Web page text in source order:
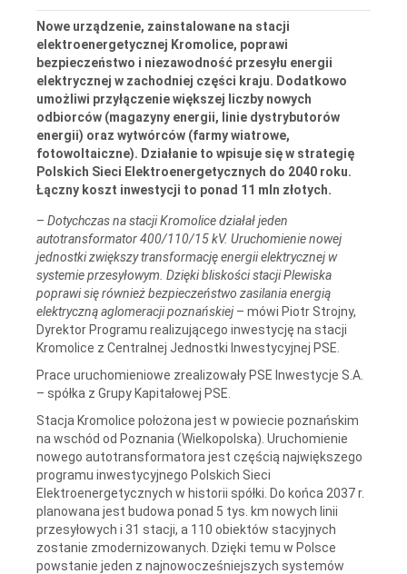
Nowe urządzenie, zainstalowane na stacji
elektroenergetycznej Kromolice, poprawi
bezpieczeństwo i niezawodność przesyłu energii
elektrycznej w zachodniej części kraju. Dodatkowo
umożliwi przyłączenie większej liczby nowych
odbiorców (magazyny energii, linie dystrybutorów
energii) oraz wytwórców (farmy wiatrowe,
fotowoltaiczne). Działanie to wpisuje się w strategię
Polskich Sieci Elektroenergetycznych do 2040 roku.
Łączny koszt inwestycji to ponad 11 mln złotych.
– Dotychczas na stacji Kromolice działał jeden
autotransformator 400/110/15 kV. Uruchomienie nowej
jednostki zwiększy transformację energii elektrycznej w
systemie przesyłowym. Dzięki bliskości stacji Plewiska
poprawi się również bezpieczeństwo zasilania energią
elektryczną aglomeracji poznańskiej – mówi Piotr Strojny,
Dyrektor Programu realizującego inwestycję na stacji
Kromolice z Centralnej Jednostki Inwestycyjnej PSE.
Prace uruchomieniowe zrealizowały PSE Inwestycje S.A.
– spółka z Grupy Kapitałowej PSE.
Stacja Kromolice położona jest w powiecie poznańskim
na wschód od Poznania (Wielkopolska). Uruchomienie
nowego autotransformatora jest częścią największego
programu inwestycyjnego Polskich Sieci
Elektroenergetycznych w historii spółki. Do końca 2037 r.
planowana jest budowa ponad 5 tys. km nowych linii
przesyłowych i 31 stacji, a 110 obiektów stacyjnych
zostanie zmodernizowanych. Dzięki temu w Polsce
powstanie jeden z najnowocześniejszych systemów